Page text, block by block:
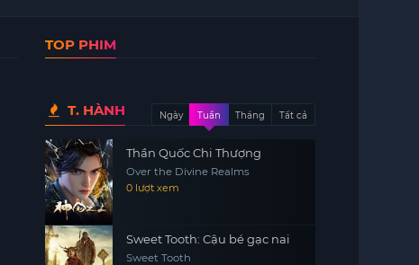
TOP PHIM
T. HÀNH Ngày Tuần Tháng Tất cả
Thần Quốc Chi Thượng
Over the Divine Realms
0 lượt xem
Sweet Tooth: Cậu bé gạc nai
Sweet Tooth